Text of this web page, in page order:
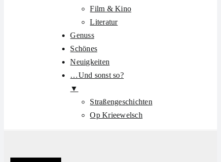
Film & Kino
Literatur
Genuss
Schönes
Neuigkeiten
…Und sonst so?
▼
Straßengeschichten
Op Krieewelsch